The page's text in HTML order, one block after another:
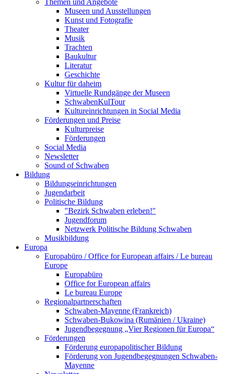
Themen und Angebote
Museen und Ausstellungen
Kunst und Fotografie
Theater
Musik
Trachten
Baukultur
Literatur
Geschichte
Kultur für daheim
Virtuelle Rundgänge der Museen
SchwabenKulTour
Kultureinrichtungen in Social Media
Förderungen und Preise
Kulturpreise
Förderungen
Social Media
Newsletter
Sound of Schwaben
Bildung
Bildungseinrichtungen
Jugendarbeit
Politische Bildung
"Bezirk Schwaben erleben!"
Jugendforum
Netzwerk Politische Bildung Schwaben
Musikbildung
Europa
Europabüro / Office for European affairs / Le bureau
Europe
Europabüro
Office for European affairs
Le bureau Europe
Regionalpartnerschaften
Schwaben-Mayenne (Frankreich)
Schwaben-Bukowina (Rumänien / Ukraine)
Jugendbegegnung „Vier Regionen für Europa“
Förderungen
Förderung europapolitischer Bildung
Förderung von Jugendbegegnungen Schwaben-
Mayenne